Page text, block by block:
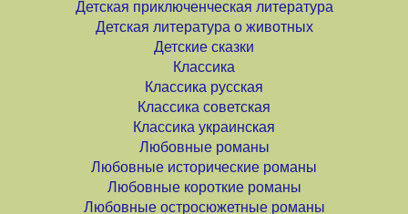
Детская приключенческая литература
Детская литература о животных
Детские сказки
Классика
Классика русская
Классика советская
Классика украинская
Любовные романы
Любовные исторические романы
Любовные короткие романы
Любовные остросюжетные романы